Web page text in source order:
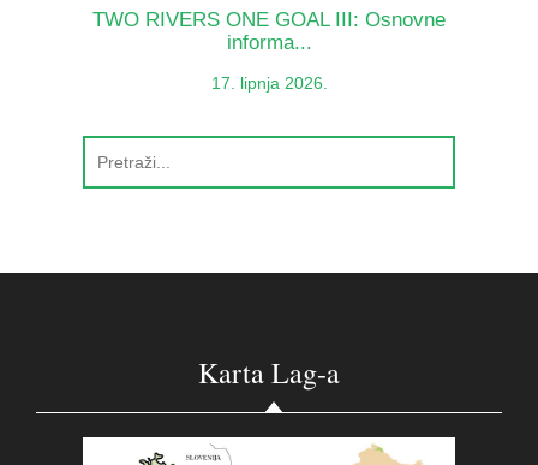
TWO RIVERS ONE GOAL III: Osnovne
informa...
17. lipnja 2026.
Karta Lag-a